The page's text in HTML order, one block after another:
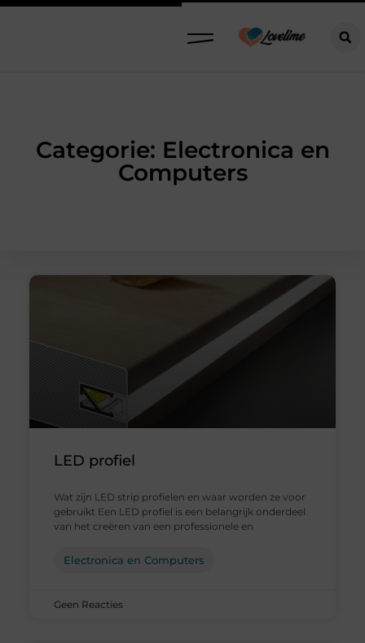
Categorie: Electronica en
Computers
LED profiel
Wat zijn LED strip profielen en waar worden ze voor
gebruikt Een LED profiel is een belangrijk onderdeel
van het creëren van een professionele en
Electronica en Computers
Geen Reacties